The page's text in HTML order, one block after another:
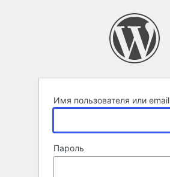
Имя пользователя или email
Пароль